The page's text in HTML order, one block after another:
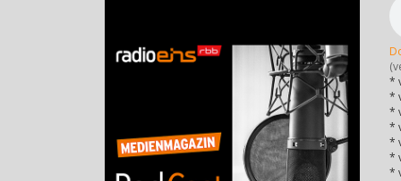
*
*
*
*
*
*
*